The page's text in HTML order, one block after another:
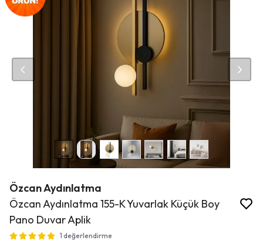
Özcan Aydınlatma
Özcan Aydınlatma 155-K Yuvarlak Küçük Boy
Pano Duvar Aplik
1 değerlendirme